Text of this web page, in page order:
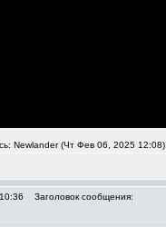
Newlander (Чт Фев 06, 2025
Заголовок сообщения: